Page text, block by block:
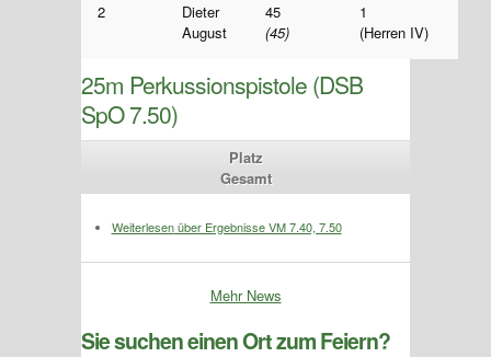
2
Dieter
August
45
(45)
1
(Herren IV)
25m Perkussionspistole (DSB
SpO 7.50)
Platz
Gesamt
Weiterlesenüber Ergebnisse VM 7.40, 7.50
Mehr News
Sie suchen einen Ort zum Feiern?